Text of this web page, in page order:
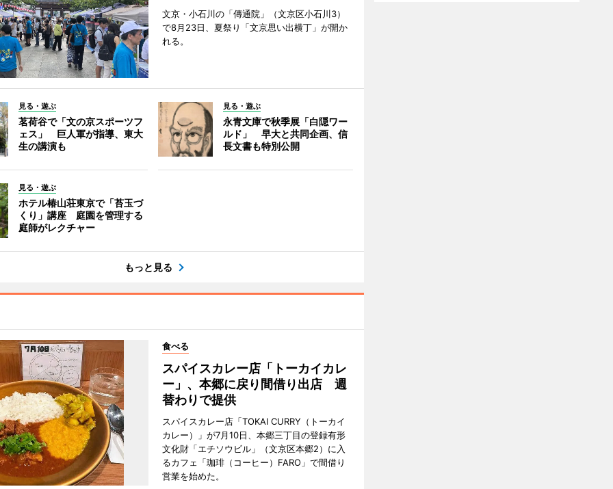
文京・小石川の「傳通院」（文京区小石川3）
で8月23日、夏祭り「文京思い出横丁」が開か
れる。
見る・遊ぶ
茗荷谷で「文の京スポーツフ
ェス」 巨人軍が指導、東大
生の講演も
見る・遊ぶ
永青文庫で秋季展「白隠ワー
ルド」 早大と共同企画、信
長文書も特別公開
見る・遊ぶ
ホテル椿山荘東京で「苔玉づ
くり」講座 庭園を管理する
庭師がレクチャー
もっと見る
食べる
スパイスカレー店「トーカイカレ
ー」、本郷に戻り間借り出店 週
替わりで提供
スパイスカレー店「TOKAI CURRY（トーカイ
カレー）」が7月10日、本郷三丁目の登録有形
文化財「エチソウビル」（文京区本郷2）に入
るカフェ「珈琲（コーヒー）FARO」で間借り
営業を始めた。